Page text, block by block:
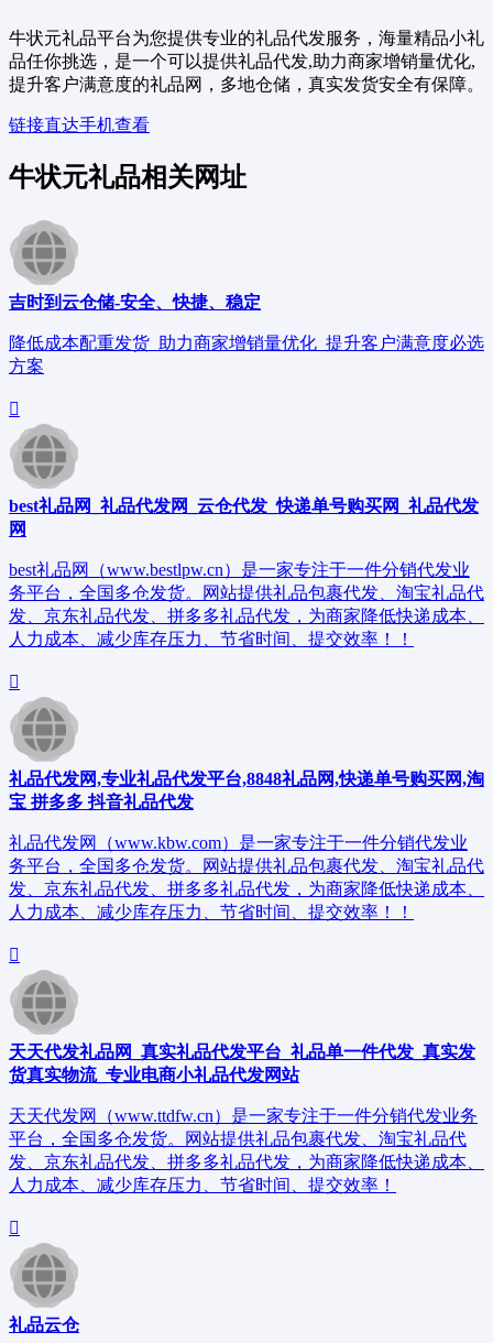
牛状元礼品平台为您提供专业的礼品代发服务，海量精品小礼
品任你挑选，是一个可以提供礼品代发,助力商家增销量优化,
提升客户满意度的礼品网，多地仓储，真实发货安全有保障。
链接直达手机查看
牛状元礼品相关网址
吉时到云仓储-安全、快捷、稳定
降低成本配重发货_助力商家增销量优化_提升客户满意度必选
方案
best礼品网_礼品代发网_云仓代发_快递单号购买网_礼品代发
网
best礼品网（www.bestlpw.cn）是一家专注于一件分销代发业
务平台，全国多仓发货。网站提供礼品包裹代发、淘宝礼品代
发、京东礼品代发、拼多多礼品代发，为商家降低快递成本、
人力成本、减少库存压力、节省时间、提交效率！！
礼品代发网,专业礼品代发平台,8848礼品网,快递单号购买网,淘
宝 拼多多 抖音礼品代发
礼品代发网（www.kbw.com）是一家专注于一件分销代发业
务平台，全国多仓发货。网站提供礼品包裹代发、淘宝礼品代
发、京东礼品代发、拼多多礼品代发，为商家降低快递成本、
人力成本、减少库存压力、节省时间、提交效率！！
天天代发礼品网_真实礼品代发平台_礼品单一件代发_真实发
货真实物流_专业电商小礼品代发网站
天天代发网（www.ttdfw.cn）是一家专注于一件分销代发业务
平台，全国多仓发货。网站提供礼品包裹代发、淘宝礼品代
发、京东礼品代发、拼多多礼品代发，为商家降低快递成本、
人力成本、减少库存压力、节省时间、提交效率！
礼品云仓